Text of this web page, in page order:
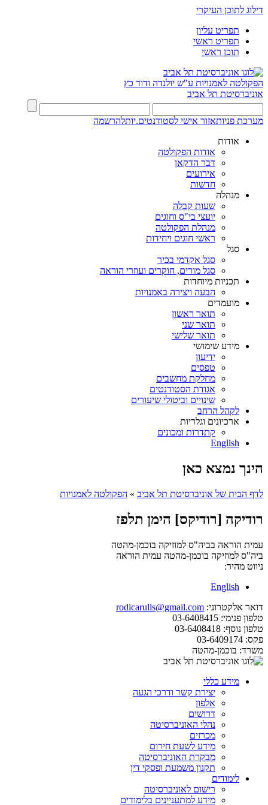
דילוג לתוכן העיקרי
תפריט עליון
תפריט ראשי
תוכן ראשי
הפקולטה לאמנויות ע"ש יולנדה ודוד כץ
אוניברסיטת תל אביב
מערכת פניותאזור אישי לסטודנטים.יותלהרשמה
אודות
אודות הפקולטה
דבר הדקאן
אירועים
חדשות
מנהלה
שעות קבלה
יועצי בי"ס וחוגים
מנהלת הפקולטה
ראשי חוגים ויחידות
סגל
סגל אקדמי בכיר
סגל מורים, חוקרים ועוזרי הוראה
תכניות מיוחדות
הבעה ויצירה באמנויות
מועמדים
תואר ראשון
תואר שני
תואר שלישי
מידע שימושי
ידיעון
טפסים
מחלקת מחשבים
אגודת הסטודנטים
שינויים וביטולי שיעורים
לקהל הרחב
ארכיונים וגלריות
קתדרות ומכונים
English
הינך נמצא כאן
לדף הבית של אוניברסיטת תל אביב » הפקולטה לאמנויות
רודיקה [רודיקס] הימן תלפז
עמית הוראה בביה"ס למוזיקה בוכמן-מהטה
ביה"ס למוזיקה בוכמן-מהטה עמית הוראה
ניווט מהיר:
English
דואר אלקטרוני: rodicarulls@gmail.com
טלפון פנימי:
טלפון נוסף:
פקס:
משרד: בוכמן-מהטה
מידע כללי
יצירת קשר ודרכי הגעה
אלפון
דרושים
נהלי האוניברסיטה
מכרזים
מידע לשעת חירום
מבקרת האוניברסיטה
תקנון משמעת ופסקי דין
לימודים
רישום לאוניברסיטה
מידע למתעניינים בלימודים